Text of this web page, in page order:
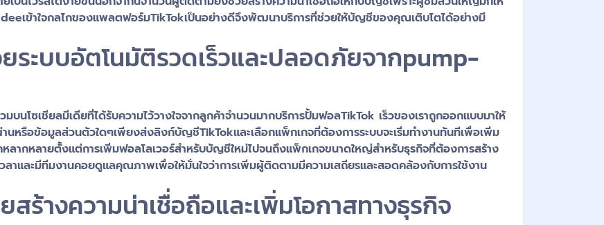
เข้าใจกลไกของแพลตฟอร์มTikTokเป็นอย่างดีจึงพัฒนาบริการที่ช่วยให้บัญชีของคุณเติบโตได้อย่างมี
ระบบอัตโนมัติรวดเร็วและปลอดภัยจากpump-
นโซเชียลมีเดียที่ได้รับความไว้วางใจจากลูกค้าจำนวนมากบริการปั้มฟอลTikTok เร็วของเราถูกออกแบบมาให้
นหรือข้อมูลส่วนตัวใดๆเพียงส่งลิงก์บัญชีTikTokและเลือกแพ็กเกจที่ต้องการระบบจะเริ่มทำงานทันทีเพื่อเพิ่ม
ลากหลายตั้งแต่การเพิ่มฟอลโลเวอร์สำหรับบัญชีใหม่ไปจนถึงแพ็กเกจขนาดใหญ่สำหรับธุรกิจที่ต้องการสร้าง
วลาและมีทีมงานคอยดูแลคุณภาพเพื่อให้มั่นใจว่าการเพิ่มผู้ติดตามมีความเสถียรและสอดคล้องกับการใช้งาน
ร้างความน่าเชื่อถือและเพิ่มโอกาสทางธุรกิจ